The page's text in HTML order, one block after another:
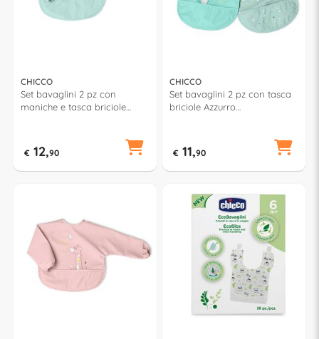
CHICCO
Set bavaglini 2 pz con
maniche e tasca briciole
€ 12,90
CHICCO
Set bavaglini 2 pz con tasca
briciole Azzurro
€ 11,90